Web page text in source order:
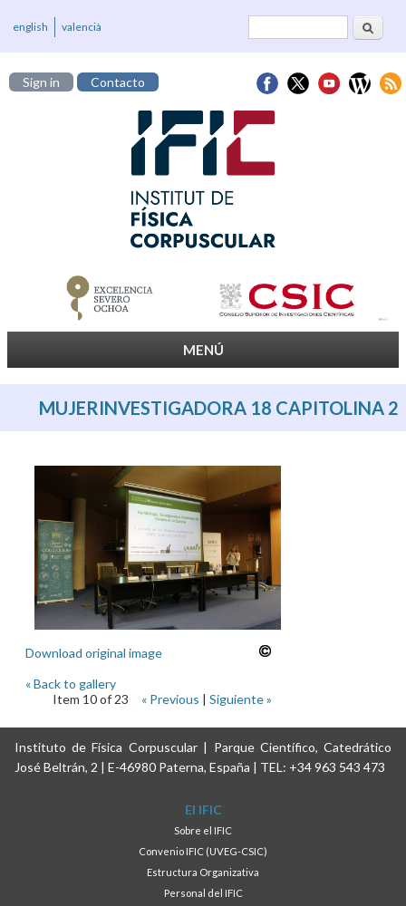
Formulario deBuscar
english valencià
Sign in Contacto
MENÚ
MUJERINVESTIGADORA 18 CAPITOLINA 2
Download original image
« Back to gallery
Item 10 of 23
« Previous | Siguiente »
Instituto de Física Corpuscular | Parque Científico, Catedrático
José Beltrán, 2 | E-46980 Paterna, España | TEL: +34 963 543 473
El IFIC
Sobre el IFIC
Convenio IFIC (UVEG-CSIC)
Estructura Organizativa
Personal del IFIC